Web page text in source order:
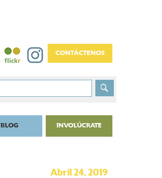
BLOG INVOLÚCRATE
Abril 24, 2019